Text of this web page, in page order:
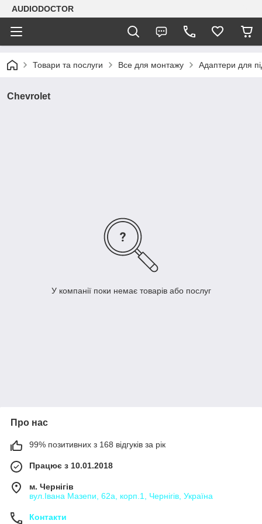
AUDIODOCTOR
Товари та послуги Все для монтажу Адаптери для
Chevrolet
У компанії поки немає товарів або послуг
Про нас
99% позитивних з 168 відгуків за рік
Працює з 10.01.2018
м. Чернігів
вул.Івана Мазепи, 62а, корп.1, Чернігів, Україна
Контакти